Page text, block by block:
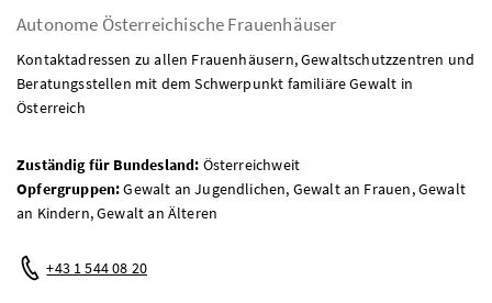
Autonome Österreichische Frauenhäuser
Kontaktadressen zu allen Frauenhäusern, Gewaltschutzzentren und
Beratungsstellen mit dem Schwerpunkt familiäre Gewalt in
Österreich
Zuständig für Bundesland: Österreichweit
Opfergruppen:Gewalt an Jugendlichen, Gewalt an Frauen, Gewalt
an Kindern, Gewalt an Älteren
Telefon:
+43 1 544 08 20